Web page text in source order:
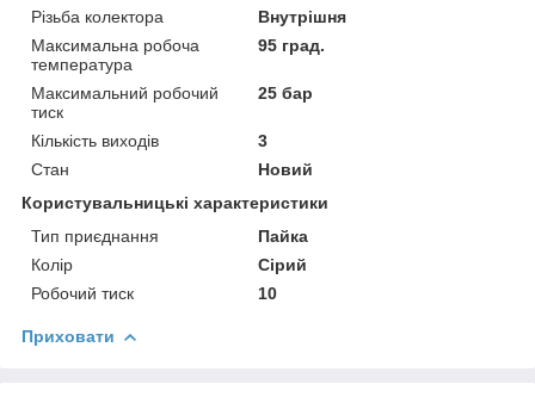
Різьба колектора
Внутрішня
Максимальна робоча
температура
95 град.
Максимальний робочий
тиск
25 бар
Кількість виходів
3
Стан
Новий
Користувальницькі характеристики
Тип приєднання
Пайка
Колір
Сірий
Робочий тиск
10
Приховати